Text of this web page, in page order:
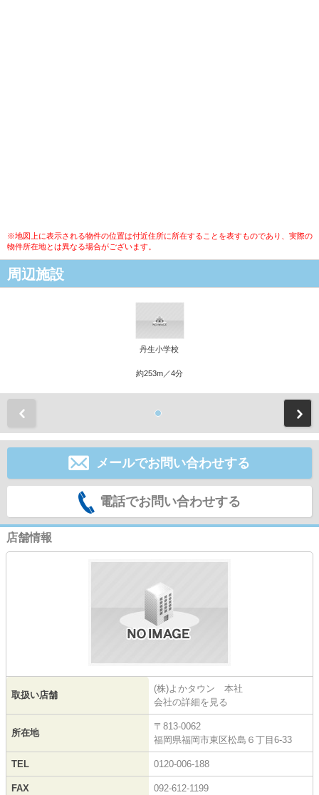
※地図上に表示される物件の位置は付近住所に所在することを表すものであり、実際の
物件所在地とは異なる場合がございます。
周辺施設
丹生小学校
約253m／4分
メールでお問い合わせする
電話でお問い合わせする
店舗情報
取扱い店舗
(株)よかタウン 本社
会社の詳細を見る
所在地
〒813-0062
福岡県福岡市東区松島６丁目6-33
TEL 0120-006-188
FAX 092-612-1199